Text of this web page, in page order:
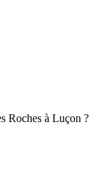
Roches à Luçon ?